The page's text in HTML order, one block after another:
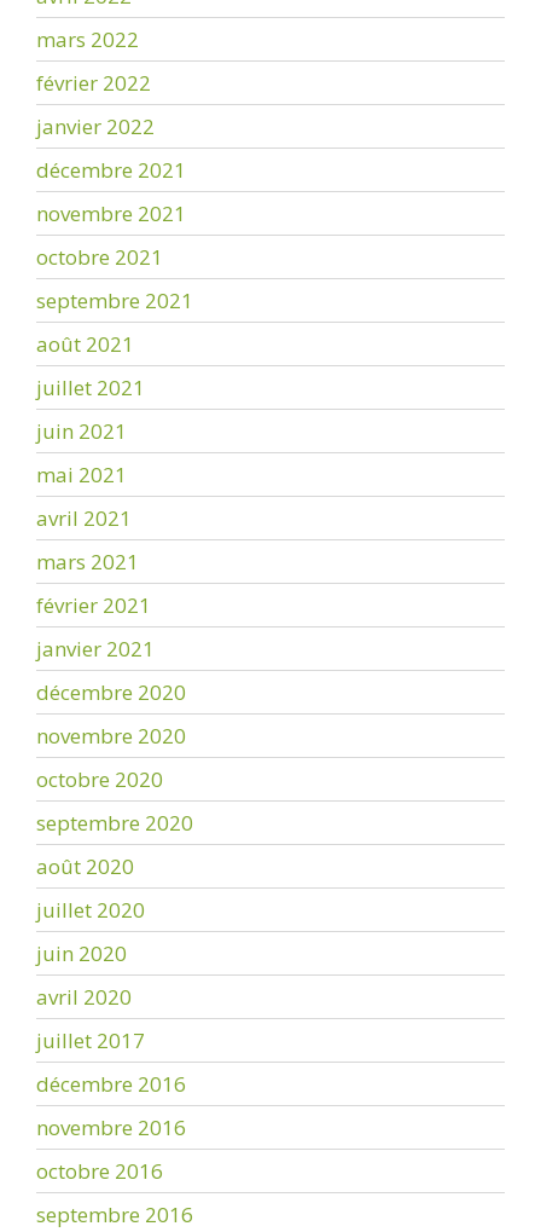
mars 2022
février 2022
janvier 2022
décembre 2021
novembre 2021
octobre 2021
septembre 2021
août 2021
juillet 2021
juin 2021
mai 2021
avril 2021
mars 2021
février 2021
janvier 2021
décembre 2020
novembre 2020
octobre 2020
septembre 2020
août 2020
juillet 2020
juin 2020
avril 2020
juillet 2017
décembre 2016
novembre 2016
octobre 2016
septembre 2016